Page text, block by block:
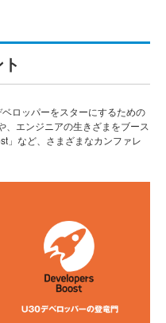
ロッパーをスターにするための
エンジニアの生きざまをブース
」など、さまざまなカンファレ